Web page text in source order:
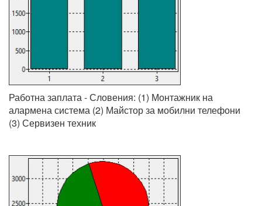
Работна заплата - Словения: (1) Монтажник на
алармена система (2) Майстор за мобилни телефони
(3) Сервизен техник